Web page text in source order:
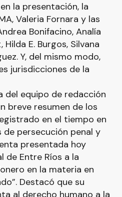
la presentación, la
Valeria Fornara y las
Bonifacino, Analía
E. Burgos, Silvana
Y, del mismo modo,
jurisdicciones de la
del equipo de redacción
breve resumen de los
en el tiempo en
persecución penal y
presentada hoy
de Entre Ríos a la
en la materia en
Destacó que su
al derecho humano a la